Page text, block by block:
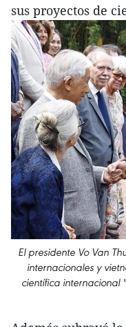
sus proyectos de
El presidente Vo Van
internacionales y
científica internacional